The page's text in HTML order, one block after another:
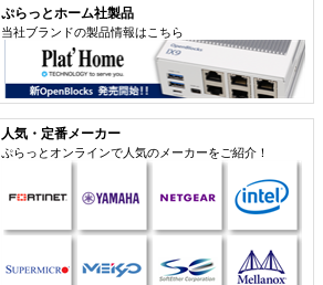
ぷらっとホーム社製品
当社ブランドの製品情報はこちら
人気・定番メーカー
ぷらっとオンラインで人気のメーカーをご紹介！